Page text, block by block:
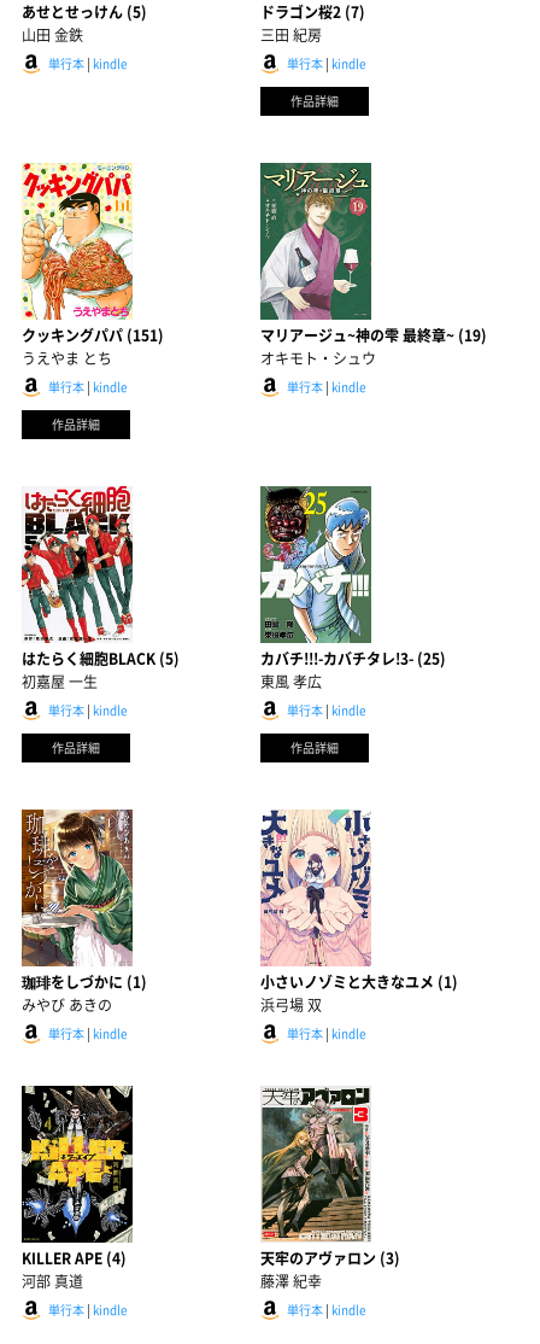
あせとせっけん (5)
山田 金鉄
単行本 | kindle
ドラゴン桜2 (7)
三田 紀房
単行本| kindle
作品詳細
クッキングパパ (151)
うえやま とち
単行本 | kindle
作品詳細
マリアージュ~神の雫 最終章~ (19)
オキモト・シュウ
単行本| kindle
はたらく細胞BLACK (5)
初嘉屋 一生
単行本 | kindle
作品詳細
カバチ!!!-カバチタレ!3- (25)
東風 孝広
単行本| kindle
作品詳細
珈琲をしづかに (1)
みやび あきの
単行本 | kindle
小さいノゾミと大きなユメ (1)
浜弓場 双
単行本| kindle
KILLER APE (4)
河部 真道
単行本 | kindle
天牢のアヴァロン (3)
藤澤 紀幸
単行本| kindle